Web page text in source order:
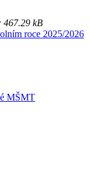
467.29 kB
roce 2025/2026
MŠMT